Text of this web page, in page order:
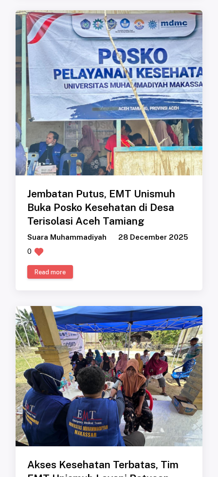
Jembatan Putus, EMT Unismuh
Buka Posko Kesehatan di Desa
Terisolasi Aceh Tamiang
Suara Muhammadiyah
28 December 2025
0
Read more
Akses Kesehatan Terbatas, Tim